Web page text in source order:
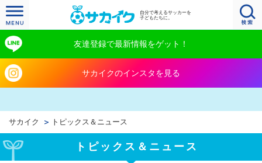
自分で考えるサッカーを
子どもたちに。
友達登録で最新情報をゲット！
サカイクのインスタを見る
サカイク トピックス＆ニュース
トピックス＆ニュース